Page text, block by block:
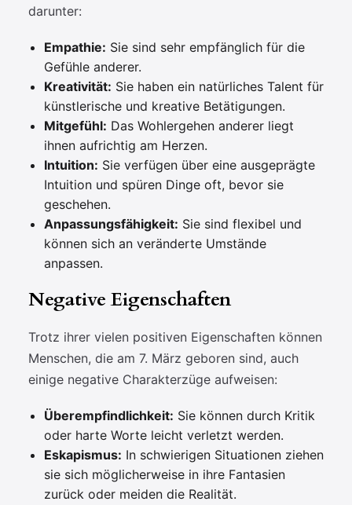
darunter:
Empathie: Sie sind sehr empfänglich für die
Gefühle anderer.
Kreativität: Sie haben ein natürliches Talent für
künstlerische und kreative Betätigungen.
Mitgefühl: Das Wohlergehen anderer liegt
ihnen aufrichtig am Herzen.
Intuition: Sie verfügen über eine ausgeprägte
Intuition und spüren Dinge oft, bevor sie
geschehen.
Anpassungsfähigkeit: Sie sind flexibel und
können sich an veränderte Umstände
anpassen.
Negative Eigenschaften
Trotz ihrer vielen positiven Eigenschaften können
Menschen, die am 7. März geboren sind, auch
einige negative Charakterzüge aufweisen:
Überempfindlichkeit: Sie können durch Kritik
oder harte Worte leicht verletzt werden.
Eskapismus: In schwierigen Situationen ziehen
sie sich möglicherweise in ihre Fantasien
zurück oder meiden die Realität.